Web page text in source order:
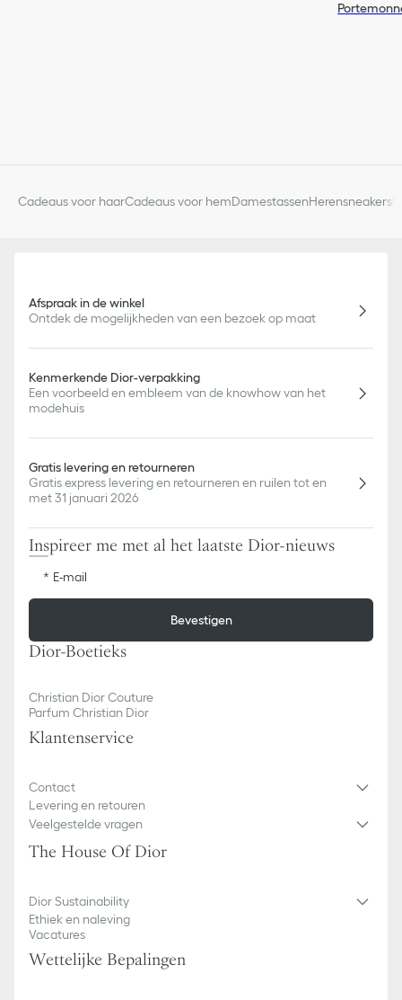
Cadeaus voor haarCadeaus voor hemDamestassenHerensneakers
Afspraak in de winkel
Ontdek de mogelijkheden van een bezoek op maat
Kenmerkende Dior-verpakking
Een voorbeeld en embleem van de knowhow van het
modehuis
Gratis levering en retourneren
Gratis express levering en retourneren en ruilen tot en
met 31 januari 2026
Inspireer me met al het laatste Dior-nieuws
E-mail
Bevestigen
Dior-Boetieks
Christian Dior Couture
Parfum Christian Dior
Klantenservice
Contact
Levering en retouren
Veelgestelde vragen
The House Of Dior
Dior Sustainability
Ethiek en naleving
Vacatures
Wettelijke Bepalingen